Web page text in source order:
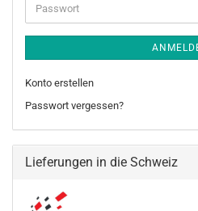
Passwort
Konto erstellen
Passwort vergessen?
Lieferungen in die Schweiz